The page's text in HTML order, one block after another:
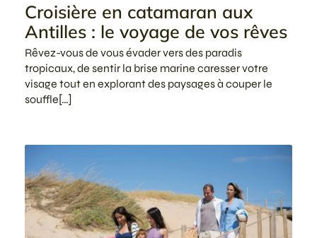
Croisière en catamaran aux
Antilles : le voyage de vos rêves
Rêvez-vous de vous évader vers des paradis
tropicaux, de sentir la brise marine caresser votre
visage tout en explorant des paysages à couper le
souffle[…]